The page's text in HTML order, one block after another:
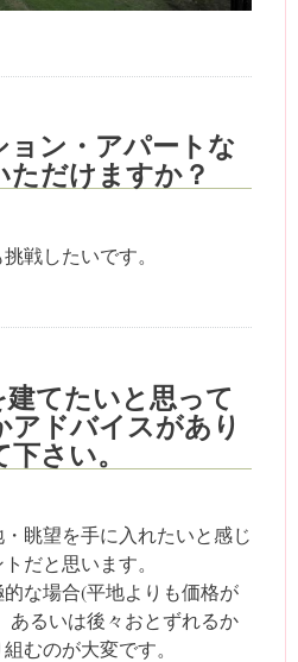
ン・アパートな
だけますか？
戦したいです。
てたいと思って
ドバイスがあり
さい。
眺望を手に入れたいと感じ
だと思います。
な場合(平地よりも価格が
あるいは後々おとずれるか
むのが大変です。